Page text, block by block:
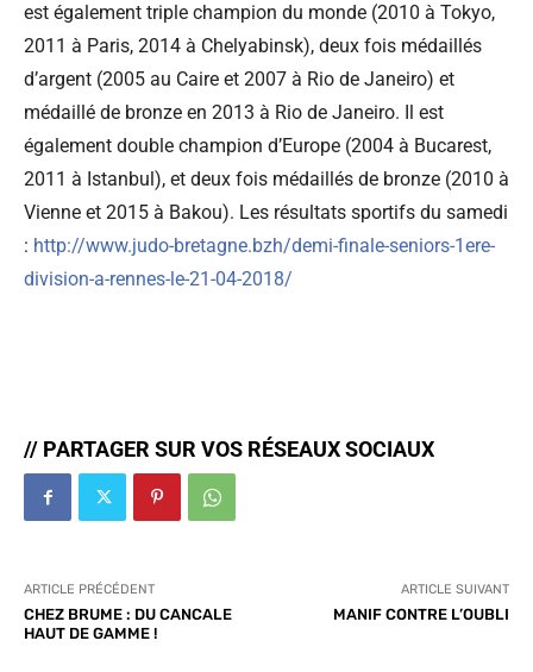
est également triple champion du monde (2010 à Tokyo,
2011 à Paris, 2014 à Chelyabinsk), deux fois médaillés
d’argent (2005 au Caire et 2007 à Rio de Janeiro) et
médaillé de bronze en 2013 à Rio de Janeiro. Il est
également double champion d’Europe (2004 à Bucarest,
2011 à Istanbul), et deux fois médaillés de bronze (2010 à
Vienne et 2015 à Bakou). Les résultats sportifs du samedi
: http://www.judo-bretagne.bzh/demi-finale-seniors-1ere-
division-a-rennes-le-21-04-2018/
// PARTAGER SUR VOS RÉSEAUX SOCIAUX
ARTICLE PRÉCÉDENT
CHEZ BRUME : DU CANCALE
HAUT DE GAMME !
ARTICLE SUIVANT
MANIF CONTRE L’OUBLI